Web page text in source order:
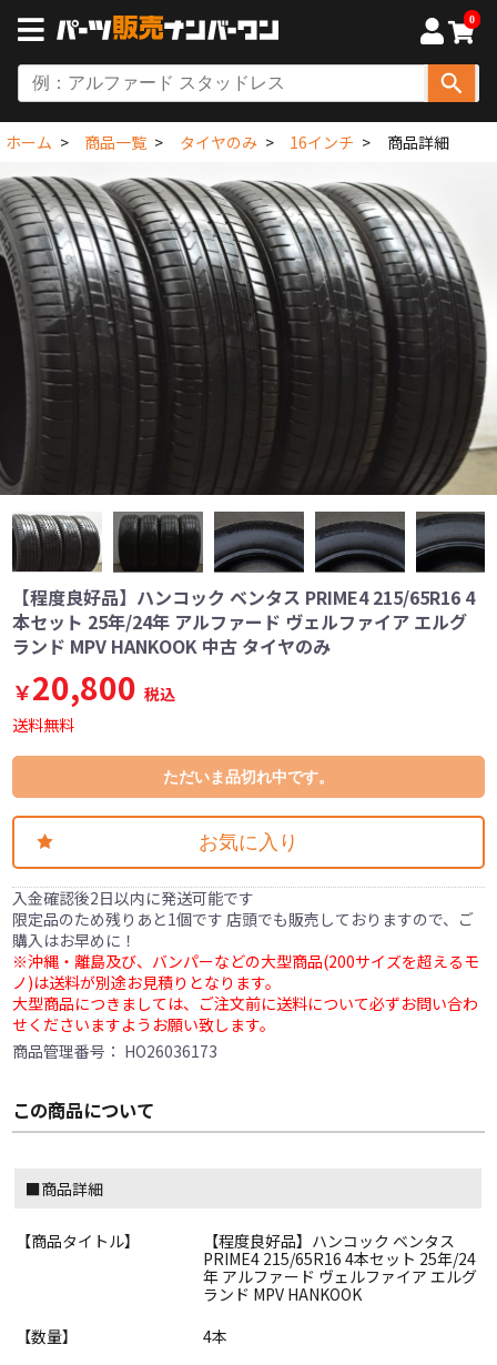
0
ホーム 商品一覧 タイヤのみ 16インチ 商品詳細
【程度良好品】ハンコック ベンタス PRIME4 215/65R16 4
本セット 25年/24年 アルファード ヴェルファイア エルグ
ランド MPV HANKOOK 中古 タイヤのみ
￥20,800 税込
送料無料
ただいま品切れ中です。
お気に入り
入金確認後2日以内に発送可能です
限定品のため残りあと1個です 店頭でも販売しておりますので、ご
購入はお早めに！
※沖縄・離島及び、バンパーなどの大型商品(200サイズを超えるモ
ノ)は送料が別途お見積りとなります。
大型商品につきましては、ご注文前に送料について必ずお問い合わ
せくださいますようお願い致します。
商品管理番号： HO26036173
この商品について
■商品詳細
【商品タイトル】
【程度良好品】ハンコック ベンタス
PRIME4 215/65R16 4本セット 25年/24
年 アルファード ヴェルファイア エルグ
ランド MPV HANKOOK
【数量】
4本